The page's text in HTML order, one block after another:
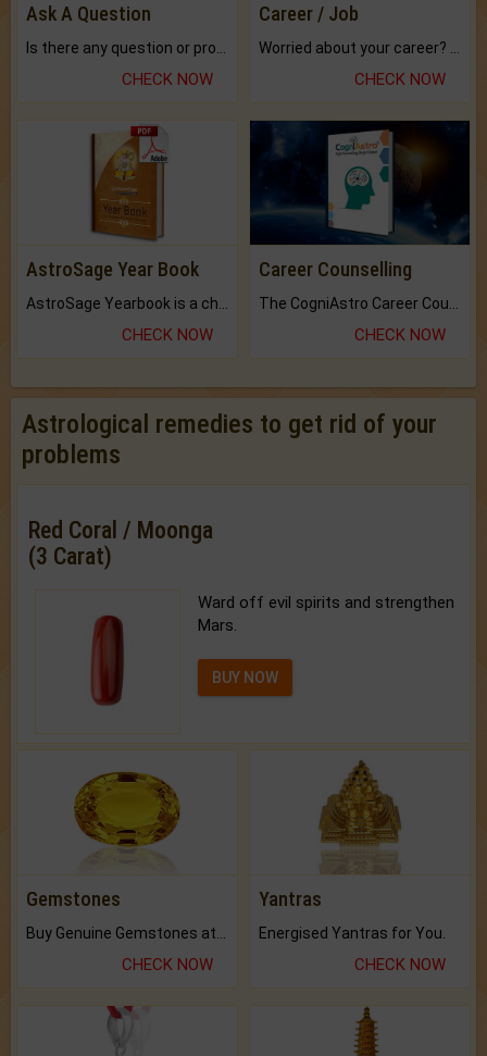
Ask A Question
CHECK NOW
Career / Job
CHECK NOW
AstroSage Year Book
CHECK NOW
Career Counselling
CHECK NOW
Astrological remedies to get rid of your
problems
Red Coral / Moonga
(3 Carat)
Ward off evil spirits and strengthen
Mars.
BUY NOW
Gemstones
CHECK NOW
Yantras
Energised Yantras for You.
CHECK NOW